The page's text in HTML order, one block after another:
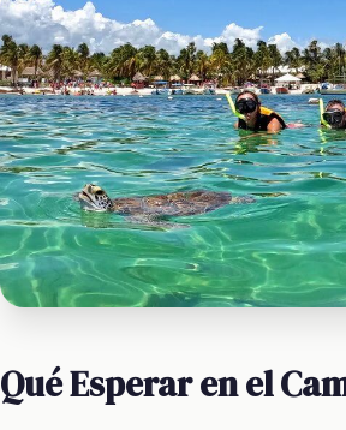
Qué Esperar en el